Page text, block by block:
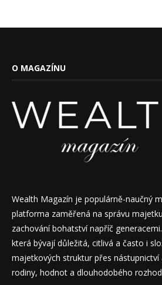
O MAGAZÍNU
Wealth Magazín je populárně-naučný
platforma zaměřená na správu
zachování bohatství napříč
která bývají důležitá, citlivá a často i
majetkových struktur přes nástupnictví
rodiny, hodnot a dlouhodobého